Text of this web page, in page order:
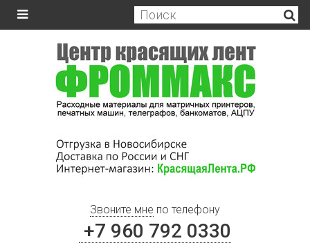
Звоните мне по телефону
+7 960 792 0330